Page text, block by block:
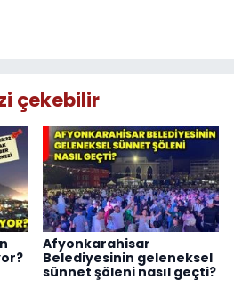
çekebilir
Afyonkarahisar
Belediyesinin geleneksel
sünnet şöleni nasıl geçti?